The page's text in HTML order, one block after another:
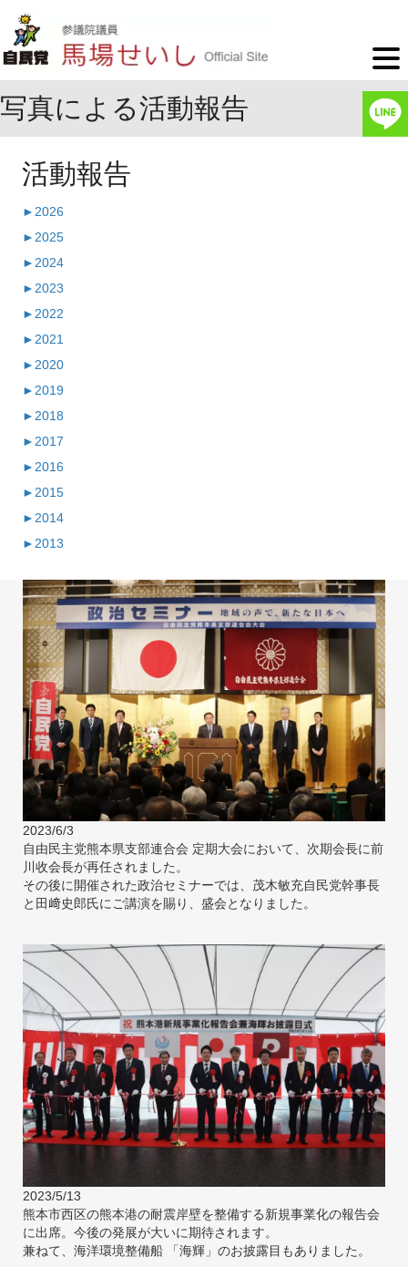
写真による活動報告
活動報告
► 2026
► 2025
► 2024
► 2023
► 2022
► 2021
► 2020
► 2019
► 2018
► 2017
► 2016
► 2015
► 2014
► 2013
2023/6/3
自由民主党熊本県支部連合会 定期大会において、次期会長に前
川收会長が再任されました。
その後に開催された政治セミナーでは、茂木敏充自民党幹事長
と田﨑史郎氏にご講演を賜り、盛会となりました。
2023/5/13
熊本市西区の熊本港の耐震岸壁を整備する新規事業化の報告会
に出席。今後の発展が大いに期待されます。
兼ねて、海洋環境整備船 「海輝」のお披露目もありました。